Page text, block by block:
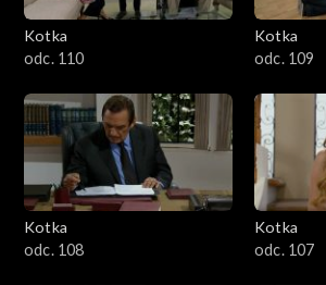
Kotka
odc. 110
Kotka
odc. 109
Kotka
odc. 108
Kotka
odc. 107